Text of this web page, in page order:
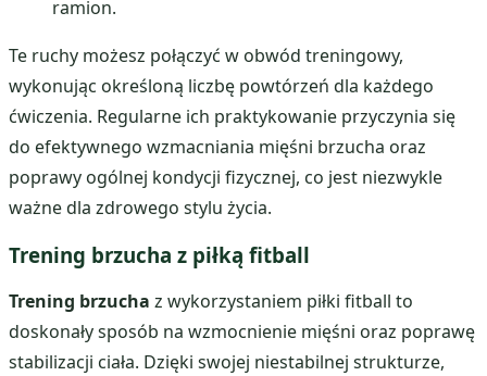
ramion.
Te ruchy możesz połączyć w obwód treningowy,
wykonując określoną liczbę powtórzeń dla każdego
ćwiczenia. Regularne ich praktykowanie przyczynia się
do efektywnego wzmacniania mięśni brzucha oraz
poprawy ogólnej kondycji fizycznej, co jest niezwykle
ważne dla zdrowego stylu życia.
Trening brzucha z piłką fitball
Trening brzucha z wykorzystaniem piłki fitball to
doskonały sposób na wzmocnienie mięśni oraz poprawę
stabilizacji ciała. Dzięki swojej niestabilnej strukturze,